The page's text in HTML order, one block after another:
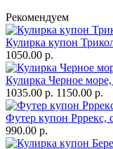
Рекомендуем
Кулирка купон
1050.00 р.
Кулирка Черное
1035.00 р. 1150.00 р.
Футер купон Рррекс,
990.00 р.